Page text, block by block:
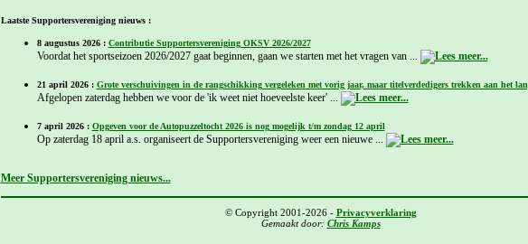
Laatste Supportersvereniging nieuws :
8 augustus 2026 : Contributie Supportersvereniging OKSV 2026/2027
Voordat het sportseizoen 2026/2027 gaat beginnen, gaan we starten met het vragen van ...
21 april 2026 : Grote verschuivingen in de rangschikking vergeleken met vorig jaar, maar titelverdedigers trekken aan het
Afgelopen zaterdag hebben we voor de 'ik weet niet hoeveelste keer' ...
7 april 2026 : Opgeven voor de Autopuzzeltocht 2026 is nog mogelijk t/m zondag 12 april
Op zaterdag 18 april a.s. organiseert de Supportersvereniging weer een nieuwe ...
Meer Supportersvereniging nieuws...
© Copyright 2001-2026 - Privacyverklaring
Gemaakt door: Chris Kamps